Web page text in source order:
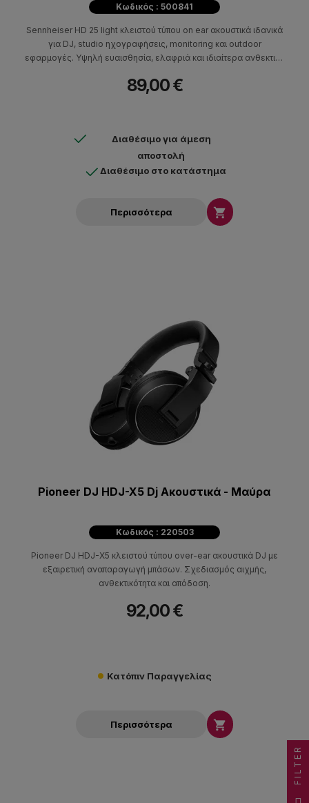
Κωδικός : 500841
Sennheiser HD 25 light κλειστού τύπου on ear ακουστικά ιδανικά
για DJ, studio ηχογραφήσεις, monitoring και outdoor
εφαρμογές. Υψηλή ευαισθησία, ελαφριά και ιδιαίτερα ανθεκτική
89,00 €
Διαθέσιμο για άμεση
αποστολή
Διαθέσιμο στο κατάστημα
Περισσότερα 
Pioneer DJ HDJ-X5 Dj Aκουστικά - Μαύρα
Κωδικός : 220503
Pioneer DJ HDJ-X5 κλειστού τύπου over-ear ακουστικά DJ με
εξαιρετική αναπαραγωγή μπάσων. Σχεδιασμός αιχμής,
ανθεκτικότητα και απόδοση.
92,00 €
Κατόπιν Παραγγελίας
Περισσότερα 
FILTER